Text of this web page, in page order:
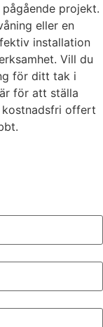
projekt.
eller en
installation
Vill du
för ditt tak i
för att ställa
kostnadsfri offert